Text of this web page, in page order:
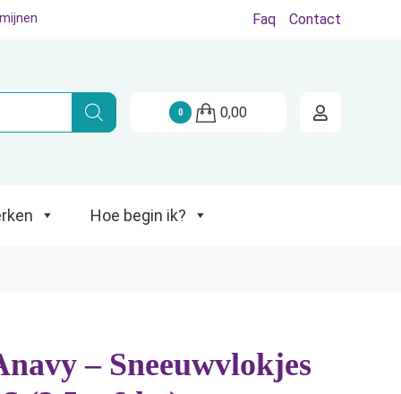
Hoe begin ik?
Faq Contact
0 0,00
Hoe begin ik?
– Sneeuwvlokjes